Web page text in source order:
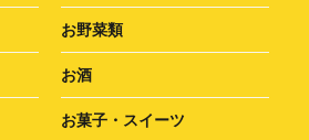
お野菜類
お酒
お菓子・スイーツ